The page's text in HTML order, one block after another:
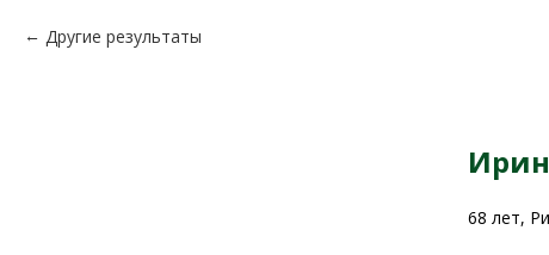
Другие результаты
68 лет,